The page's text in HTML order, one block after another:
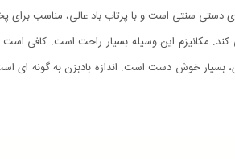
مکانیزم این وسیله بسیار راحت است. کافی است
خوش دست است. اندازه بادبزن به گونه ای